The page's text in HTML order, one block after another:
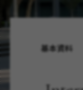
基本資料